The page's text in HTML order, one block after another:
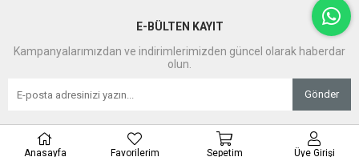
E-BÜLTEN KAYIT
Kampanyalarımızdan ve indirimlerimizden güncel olarak haberdar
olun.
Gönder
Anasayfa Favorilerim Sepetim Üye Girişi